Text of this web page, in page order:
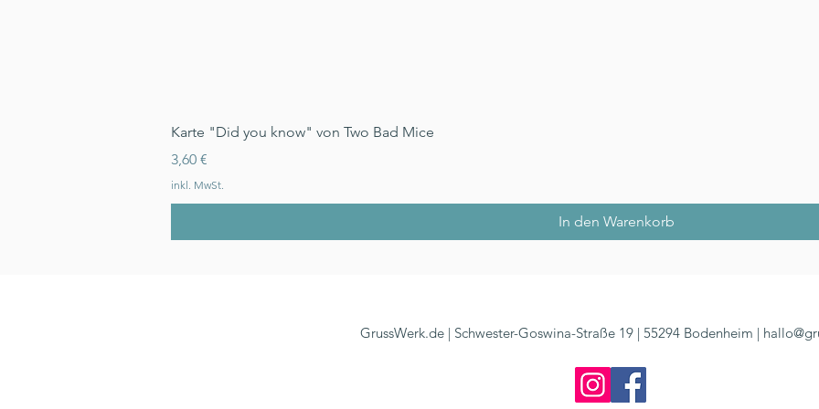
Karte "Did you know" von Two Bad Mice
Preis
3,60 €
inkl. MwSt.
In den Warenkorb
GrussWerk.de | Schwester-Goswina-Straße 19 | 55294 Bodenheim |